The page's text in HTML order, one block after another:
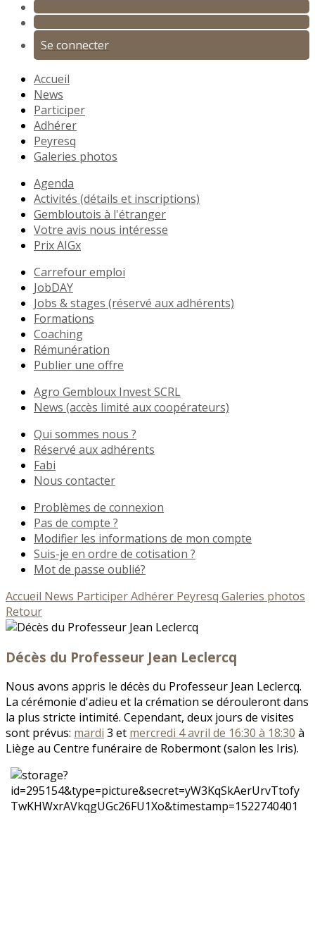
Se connecter
Accueil
News
Participer
Adhérer
Peyresq
Galeries photos
Agenda
Activités (détails et inscriptions)
Gembloutois à l'étranger
Votre avis nous intéresse
Prix AIGx
Carrefour emploi
JobDAY
Jobs & stages (réservé aux adhérents)
Formations
Coaching
Rémunération
Publier une offre
Agro Gembloux Invest SCRL
News (accès limité aux coopérateurs)
Qui sommes nous ?
Réservé aux adhérents
Fabi
Nous contacter
Problèmes de connexion
Pas de compte ?
Modifier les informations de mon compte
Suis-je en ordre de cotisation ?
Mot de passe oublié?
Accueil News ParticiperAdhérer Peyresq Galeries photos
Retour
Décès du Professeur Jean Leclercq
Nous avons appris le décès du Professeur Jean Leclercq.
La cérémonie d'adieu et la crémation se dérouleront dans
la plus stricte intimité. Cependant, deux jours de visites
sont prévus: mardi 3 et mercredi 4 avril de 16:30 à 18:30 à
Liège au Centre funéraire de Robermont (salon les Iris).